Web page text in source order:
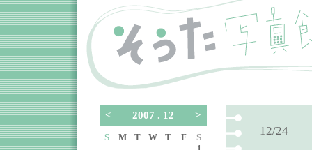
< 2007 . 12 >
S M T W T F S 12/24